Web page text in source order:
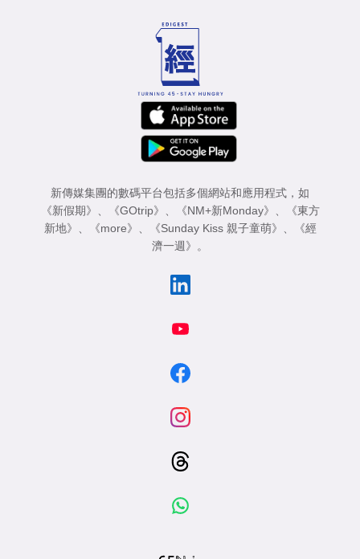
新傳媒集團的數碼平台包括多個網站和應用程式，如
《新假期》 、 《GOtrip》 、 《NM+新Monday》 、
《東方
新地》 、 《more》 、 《Sunday Kiss 親子童萌》 、
《經
濟一週》 。